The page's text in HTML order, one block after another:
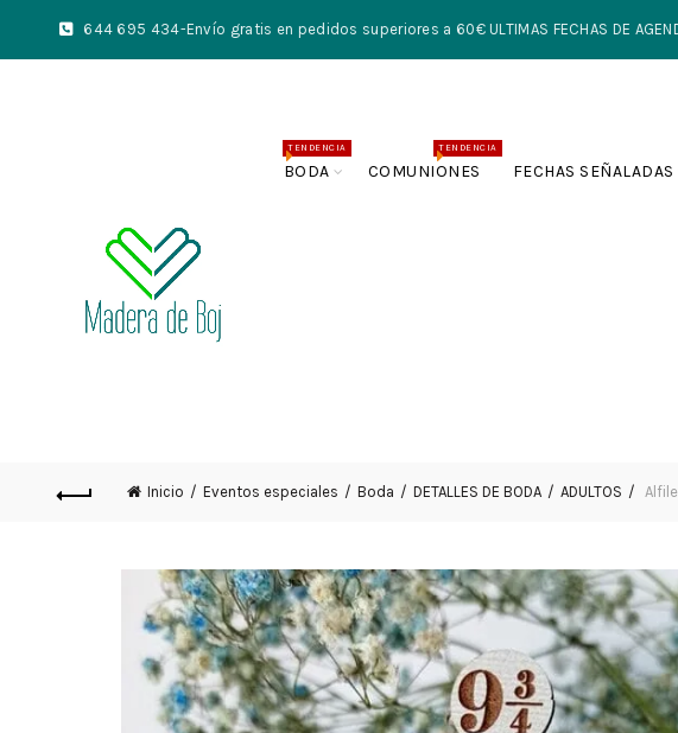
644 695 434-Envío gratis en pedidos superiores a 60€ ULTIMAS FECHAS DE
BODA
TENDENCIA
COMUNIONES
TENDENCIA
FECHAS SEÑALADAS
Inicio Eventos especiales Boda DETALLES DE BODA ADULTOS